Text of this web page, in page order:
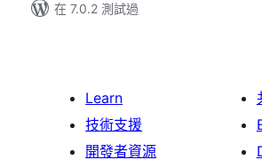
在 7.0.2 測試過
Learn
技術支援
開發者資源